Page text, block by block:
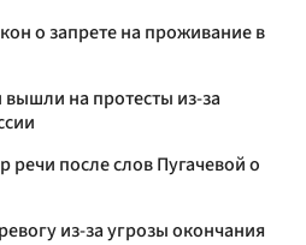
о запрете на проживание в
на протесты из-за
речи после слов Пугачевой о
из-за угрозы окончания